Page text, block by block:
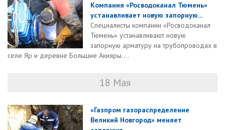
Компания «Росводоканал Тюмень»
устанавливает новую запорную...
Специалисты компании «Росводоканал
Тюмень» устанавливают новую
запорную арматуру на трубопроводах в
селе Яр и деревне Большие Акияры....
18 Мая
«Газпром газораспределение
Великий Новгород» меняет